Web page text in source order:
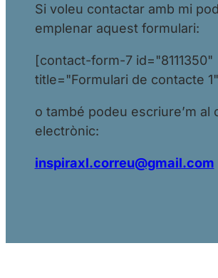
Si voleu contactar amb mi
emplenar aquest formulari:
[contact-form-7 id="8111350"
title="Formulari de contacte
o també podeu escriure’m al
electrònic:
inspiraxl.correu@gmail.com